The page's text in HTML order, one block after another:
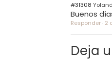
#31308
Buenos
Responder· 2
Deja